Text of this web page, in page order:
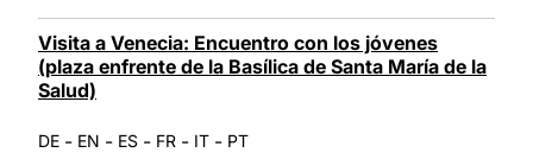
Visita a Venecia: Encuentro con los jóvenes
(plaza enfrente de la Basílica de Santa María de la
Salud)
DE - EN - ES - FR - IT - PT